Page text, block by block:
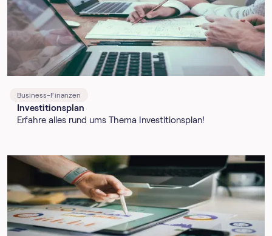
Business-Finanzen
Investitionsplan
Erfahre alles rund ums Thema Investitionsplan!